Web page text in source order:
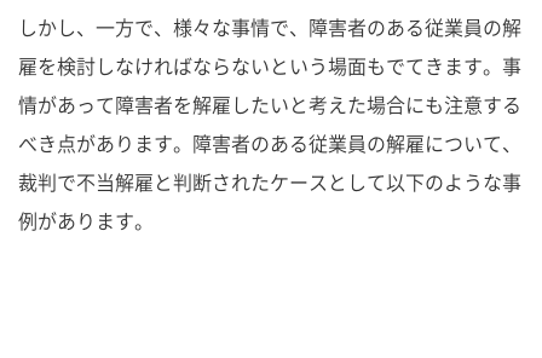
しかし、一方で、様々な事情で、障害者のある従業員の解
雇を検討しなければならないという場面もでてきます。事
情があって障害者を解雇したいと考えた場合にも注意する
べき点があります。障害者のある従業員の解雇について、
裁判で不当解雇と判断されたケースとして以下のような事
例があります。